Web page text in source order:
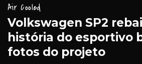
Air Cooled
Volkswagen SP2
história do esportivo
fotos do projeto